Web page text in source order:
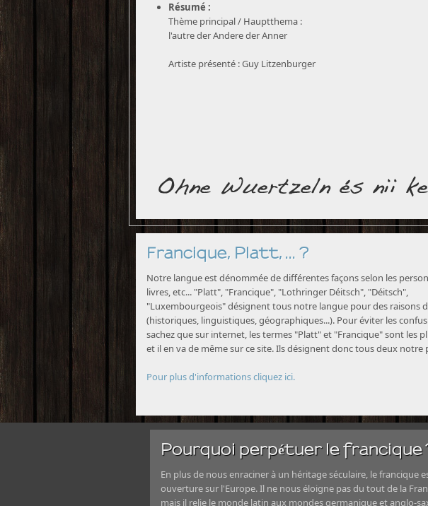
Résumé :
Thème principal / Hauptthema :
l'autre der Andere der Anner
Artiste présenté : Guy Litzenburger
Francique, Platt, ... ?
Notre langue est dénommée de différentes façons selon les
livres, etc... "Platt", "Francique", "Lothringer Déitsch", "Déitsch",
"Luxembourgeois" désignent tous notre langue pour des raisons
(historiques, linguistiques, géographiques...). Pour éviter les
sachez que sur internet, les termes "Platt" et "Francique" sont les
et il en va de même sur ce site. Ils désignent donc tous deux notre
Pour plus d'informations cliquez ici.
Pourquoi perpétuer le francique
En plus de nous enraciner à un héritage séculaire, le francique
ouverture sur l'Europe. Il ne nous éloigne pas du tout de la
mais il relie le monde latin aux mondes germanique et anglo-